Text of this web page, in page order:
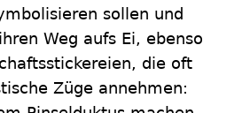
sollen und
Weg aufs Ei, ebenso
die oft
Züge annehmen: